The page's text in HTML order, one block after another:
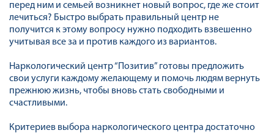
перед ним и семьей возникнет новый вопрос, где же стоит
лечиться? Быстро выбрать правильный центр не
получится к этому вопросу нужно подходить взвешенно
учитывая все за и против каждого из вариантов.
Наркологический центр “Позитив” готовы предложить
свои услуги каждому желающему и помочь людям вернуть
прежнюю жизнь, чтобы вновь стать свободными и
счастливыми.
Критериев выбора наркологического центра достаточно